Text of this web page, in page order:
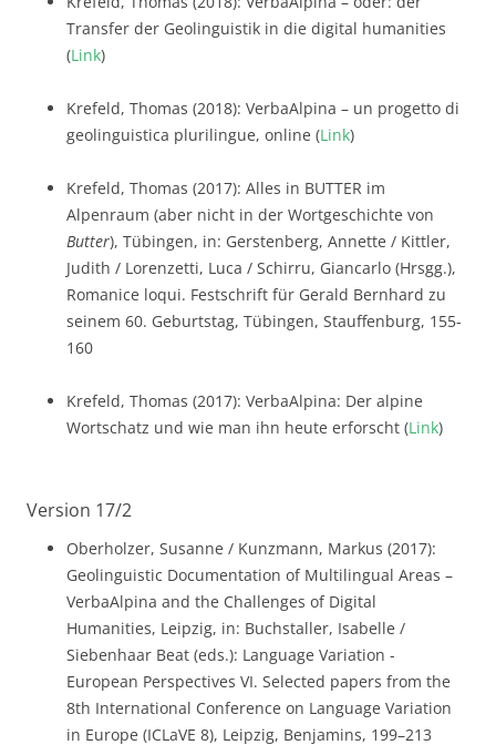
Transfer der Geolinguistik in die digital humanities
(Link)
Krefeld, Thomas (2018): VerbaAlpina – un progetto di
geolinguistica plurilingue, online (Link)
Krefeld, Thomas (2017): Alles in BUTTER im
Alpenraum (aber nicht in der Wortgeschichte von
Butter), Tübingen, in: Gerstenberg, Annette / Kittler,
Judith / Lorenzetti, Luca / Schirru, Giancarlo (Hrsgg.),
Romanice loqui. Festschrift für Gerald Bernhard zu
seinem 60. Geburtstag, Tübingen, Stauffenburg, 155-
160
Krefeld, Thomas (2017): VerbaAlpina: Der alpine
Wortschatz und wie man ihn heute erforscht (Link)
Version 17/2
Oberholzer, Susanne / Kunzmann, Markus (2017):
Geolinguistic Documentation of Multilingual Areas –
VerbaAlpina and the Challenges of Digital
Humanities, Leipzig, in: Buchstaller, Isabelle /
Siebenhaar Beat (eds.): Language Variation -
European Perspectives VI. Selected papers from the
8th International Conference on Language Variation
in Europe (ICLaVE 8), Leipzig, Benjamins, 199–213